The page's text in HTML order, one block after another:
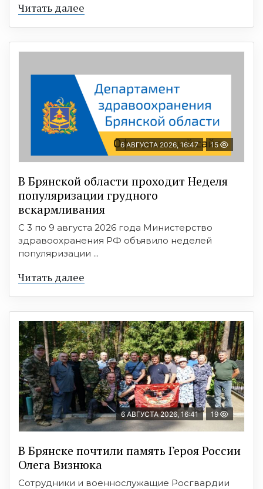
Читать далее
6 АВГУСТА 2026, 16:47 15
В Брянской области проходит Неделя
популяризации грудного
вскармливания
С 3 по 9 августа 2026 года Министерство
здравоохранения РФ объявило неделей
популяризации ...
Читать далее
6 АВГУСТА 2026, 16:41 19
В Брянске почтили память Героя России
Олега Визнюка
Сотрудники и военнослужащие Росгвардии